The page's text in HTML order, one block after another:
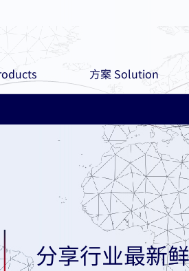
方案 Solution
分享行业最新